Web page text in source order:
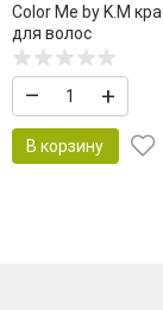
Color Me by K.M
для волос
– +
В корзину